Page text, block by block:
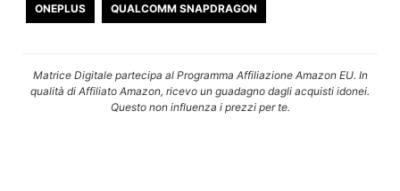
ONEPLUS QUALCOMM SNAPDRAGON
Matrice Digitale partecipa al Programma Affiliazione Amazon EU. In
qualità di Affiliato Amazon, ricevo un guadagno dagli acquisti idonei.
Questo non influenza i prezzi per te.